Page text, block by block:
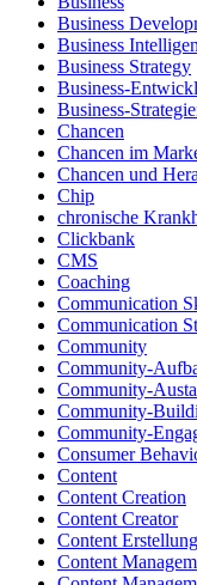
Business
Business
Business Strategy
Business-
Business-
Chancen
Chancen im
Chancen und
Chip
chronische
Clickbank
CMS
Coaching
Communication
Communication
Community
Community-
Community-
Community-
Community-
Consumer
Content
Content Creation
Content Creator
Content Erstellung
Content